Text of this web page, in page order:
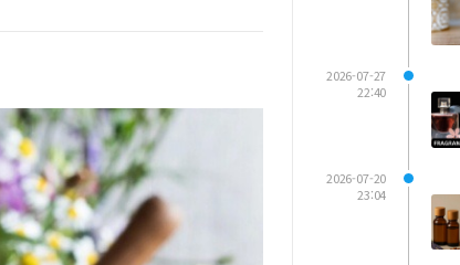
2026-07-27
22:40
2026-07-20
23:04